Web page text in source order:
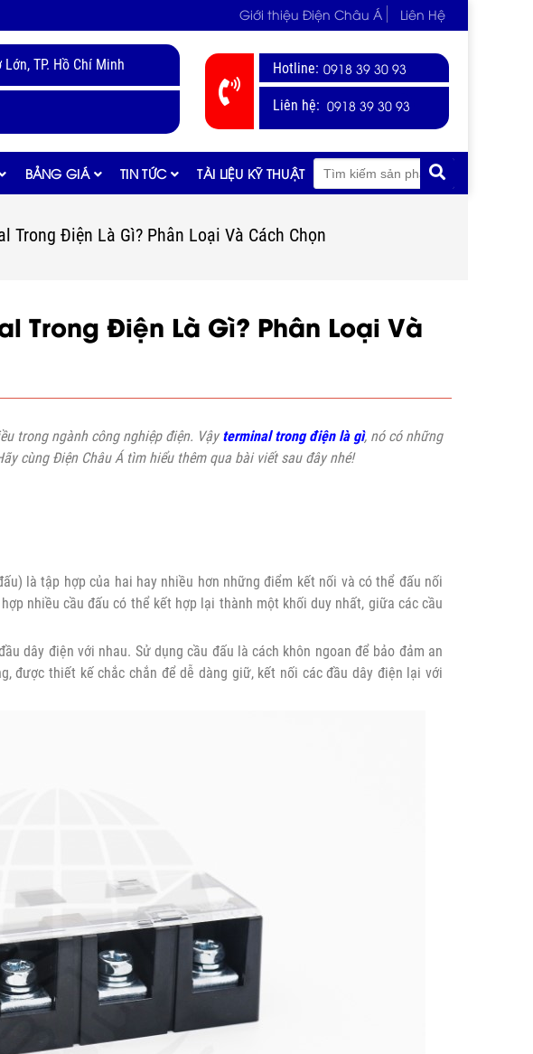
Giới thiệu Điện Châu Á Liên Hệ
TP. Hồ Chí Minh Hotline: 0918 39 30 93
Liên hệ: 0918 39 30 93
BẢNG GIÁ TIN TỨC TÀI LIỆU KỸ THUẬT
Trong Điện Là Gì? Phân Loại Và Cách Chọn
Trong Điện Là Gì? Phân Loại Và
trong ngành công nghiệp điện. Vậy terminal trong điện là gì, nó có những
cùng Điện Châu Á tìm hiểu thêm qua bài viết sau đây nhé!
là tập hợp của hai hay nhiều hơn những điểm kết nối và có thể đấu nối
nhiều cầu đấu có thể kết hợp lại thành một khối duy nhất, giữa các cầu
dây điện với nhau. Sử dụng cầu đấu là cách khôn ngoan để bảo đảm an
được thiết kế chắc chắn để dễ dàng giữ, kết nối các đầu dây điện lại với